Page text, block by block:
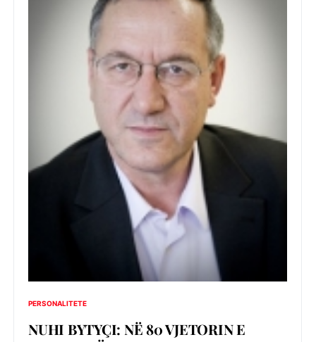
PERSONALITETE
NUHI BYTYÇI: NË 80 VJETORIN E